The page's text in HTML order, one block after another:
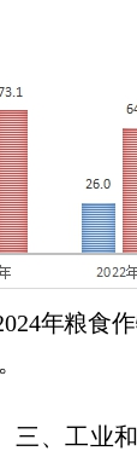
4年粮食
。
三、工业